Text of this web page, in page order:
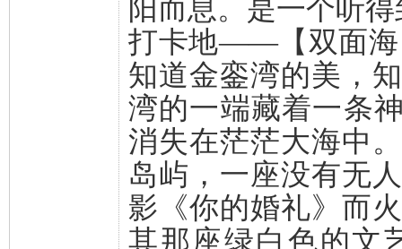
阳而息。是一个听
打卡地——【双面海
知道金銮湾的美，
湾的一端藏着一条
消失在茫茫大海中
岛屿，一座没有无
影《你的婚礼》而
其那座绿白色的文